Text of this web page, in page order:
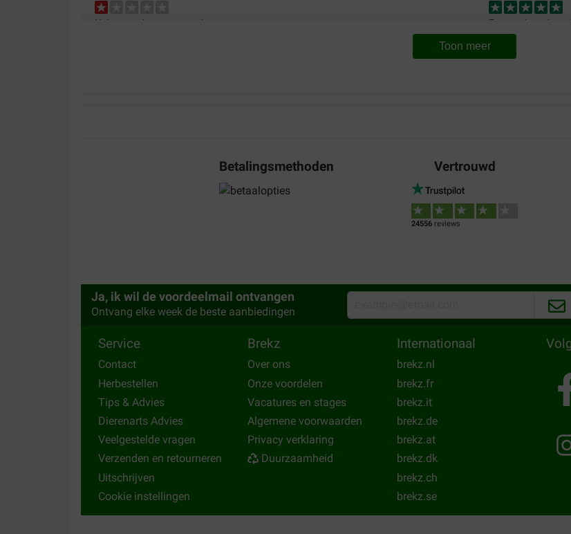
Heb nog niks ontvangen!
Primeval eerder
kunnen lopen
Yorkshire terriër
Al jaren dik tevreden over dit product
Snelle levering en
met onze viervoeter.
Translate to English
Babs van Zijl
Translate to
Toon meer
Betalingsmethoden Vertrouwd
24556reviews
Ja, ik wil de voordeelmail ontvangen
Ontvang elke week de beste aanbiedingen
Service
Contact
Herbestellen
Tips & Advies
Dierenarts Advies
Veelgestelde vragen
Verzenden en retourneren
Uitschrijven
Cookie instellingen
Brekz
Over ons
Onze voordelen
Vacatures en stages
Algemene voorwaarden
Privacy verklaring
Duurzaamheid
Internationaal
brekz.nl
brekz.fr
brekz.it
brekz.de
brekz.at
brekz.dk
brekz.ch
brekz.se